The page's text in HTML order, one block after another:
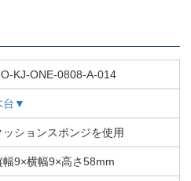
KJ-ONE-0808-A-014
台▼
ッションスポンジを使用
幅9×横幅9×高さ58mm